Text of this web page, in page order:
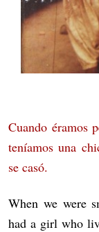
Cuando éramos
teníamos una
se casó.
When we were
had a girl who